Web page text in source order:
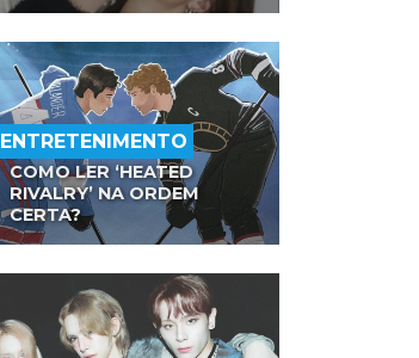
ENTRETENIMENTO
COMO LER ‘HEATED
RIVALRY’ NA ORDEM
CERTA?